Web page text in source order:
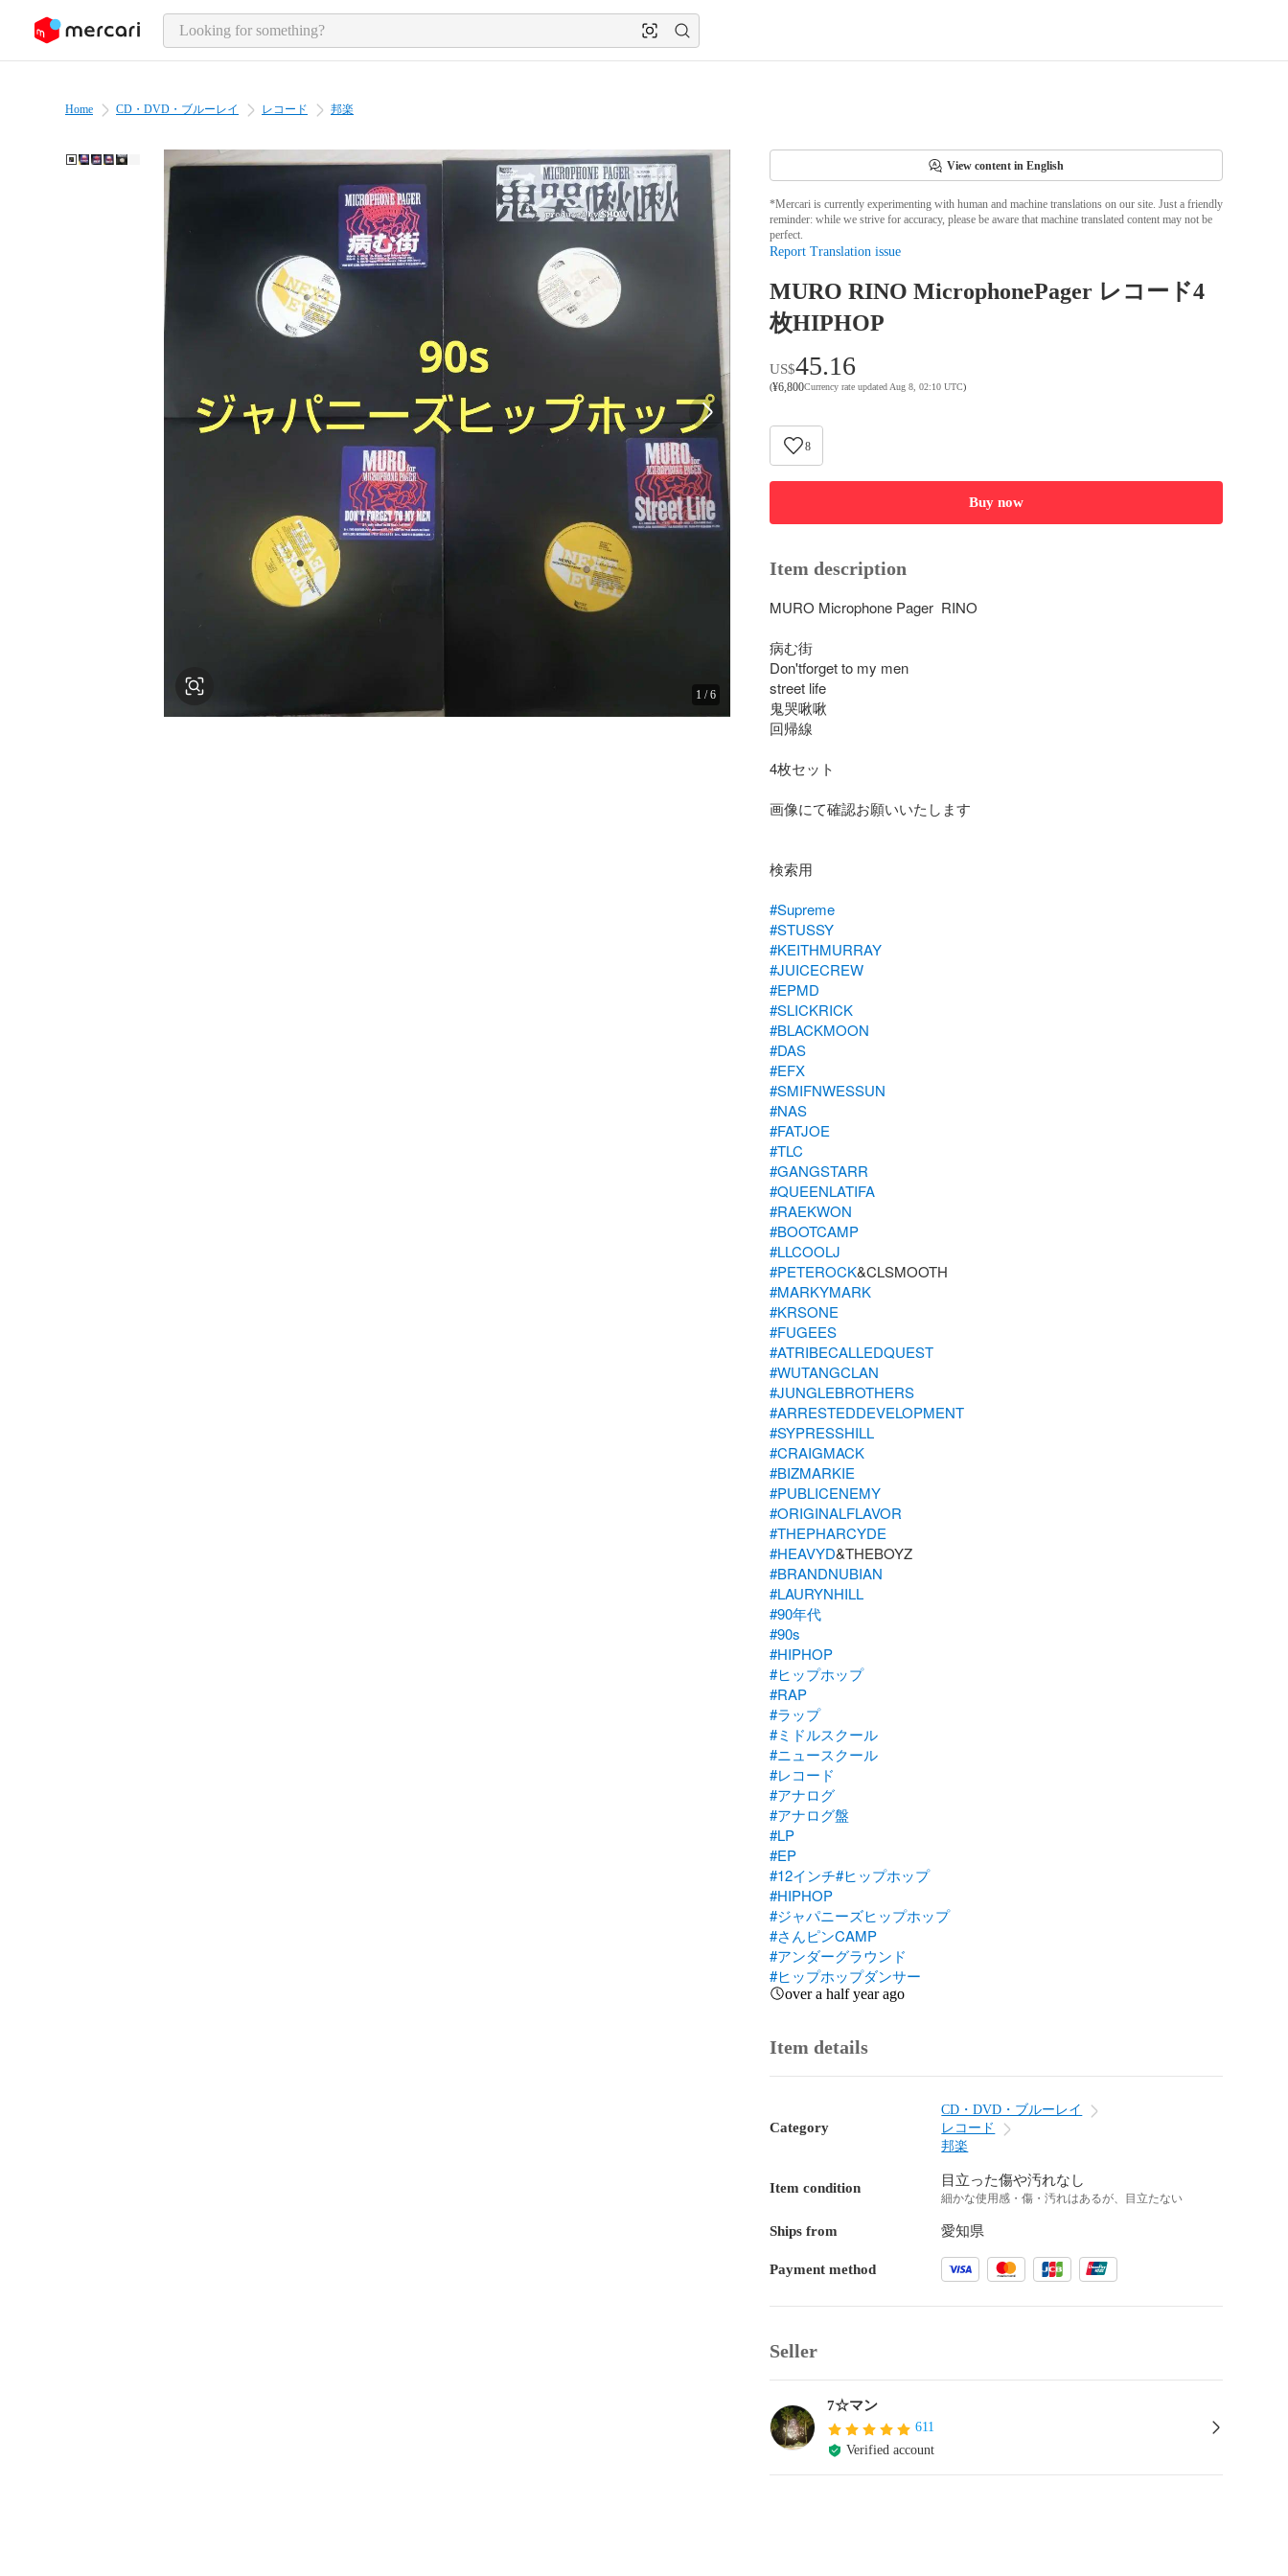
page content
Home CD・DVD・ブルーレイ レコード 邦楽
1 /6
View content in English
*Mercari is currently experimenting with human and machine translations on our site. Just a friendly
reminder: while we strive for accuracy, please be aware that machine translated content may not be
perfect.
Report Translation issue
MURO RINO MicrophonePager レコード4
枚HIPHOP
US$45.16
(¥6,800Currency rate updated Aug 8, 02:10 UTC)
8
Buy now
Item description
MURO Microphone Pager  RINO
病む街
Don'tforget to my men
street life
鬼哭啾啾
回帰線
4枚セット
画像にて確認お願いいたします
検索用
#Supreme
#STUSSY
#KEITHMURRAY
#JUICECREW
#EPMD
#SLICKRICK
#BLACKMOON
#DAS
#EFX
#SMIFNWESSUN
#NAS
#FATJOE
#TLC
#GANGSTARR
#QUEENLATIFA
#RAEKWON
#BOOTCAMP
#LLCOOLJ
#PETEROCK
#MARKYMARK
#KRSONE
#FUGEES
#ATRIBECALLEDQUEST
#WUTANGCLAN
#JUNGLEBROTHERS
#ARRESTEDDEVELOPMENT
#SYPRESSHILL
#CRAIGMACK
#BIZMARKIE
#PUBLICENEMY
#ORIGINALFLAVOR
#THEPHARCYDE
#HEAVYD
&THEBOYZ
#BRANDNUBIAN
#LAURYNHILL
#90年代
#90s
#HIPHOP
#ヒップホップ
#RAP
#ラップ
#ミドルスクール
#ニュースクール
#レコード
#アナログ
#アナログ盤
#LP
#EP
#12インチ#ヒップホップ
#HIPHOP
#ジャパニーズヒップホップ
#さんピンCAMP
#アンダーグラウンド
#ヒップホップダンサー
over a half year ago
Item details
Category
CD・DVD・ブルーレイ
レコード
邦楽
Item condition 目立った傷や汚れなし
細かな使用感・傷・汚れはあるが、目立たない
Ships from 愛知県
Payment method
Seller
7☆マン
611
Verified account